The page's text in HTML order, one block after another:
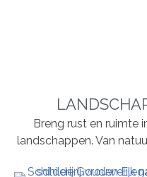
Breng rust en ruimte
landschappen. Van